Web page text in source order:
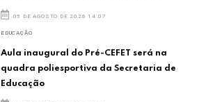
05 DE AGOSTO DE 2026 14:07
EDUCAÇÃO
Aula inaugural do Pré-CEFET será na
quadra poliesportiva da Secretaria de
Educação